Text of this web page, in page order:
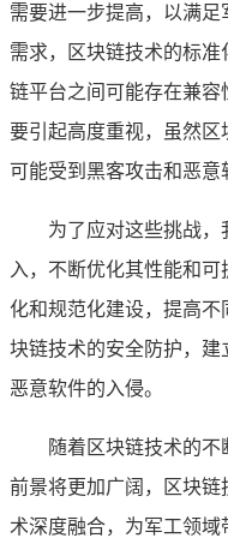
需要进一步提高，以满
需求，区块链技术的标
链平台之间可能存在兼
要引起高度重视，虽然
可能受到黑客攻击和恶意
为了应对这些挑战
入，不断优化其性能和
化和规范化建设，提高
块链技术的安全防护，建
恶意软件的入侵。
随着区块链技术的
前景将更加广阔，区块链
术深度融合，为军工领